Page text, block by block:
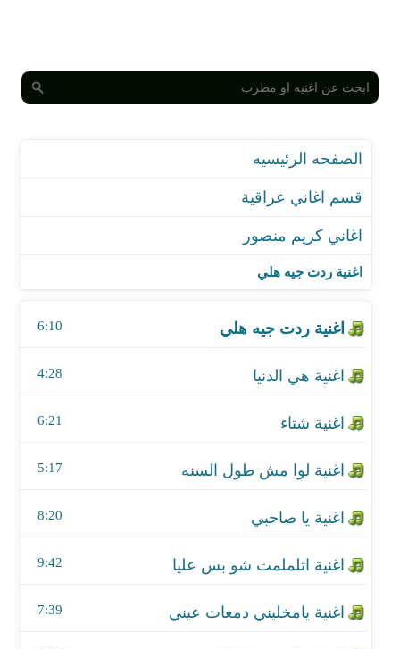
قسم اغاني عراقية
اغنية ردت جيه هلي
اغنية ردت جيه هلي
6:10
اغنية هي الدنيا
4:28
اغنية شتاء
6:21
5:17
8:20
9:42
7:39
اغنية جلسة مع كاظم
اغنية يا خوي